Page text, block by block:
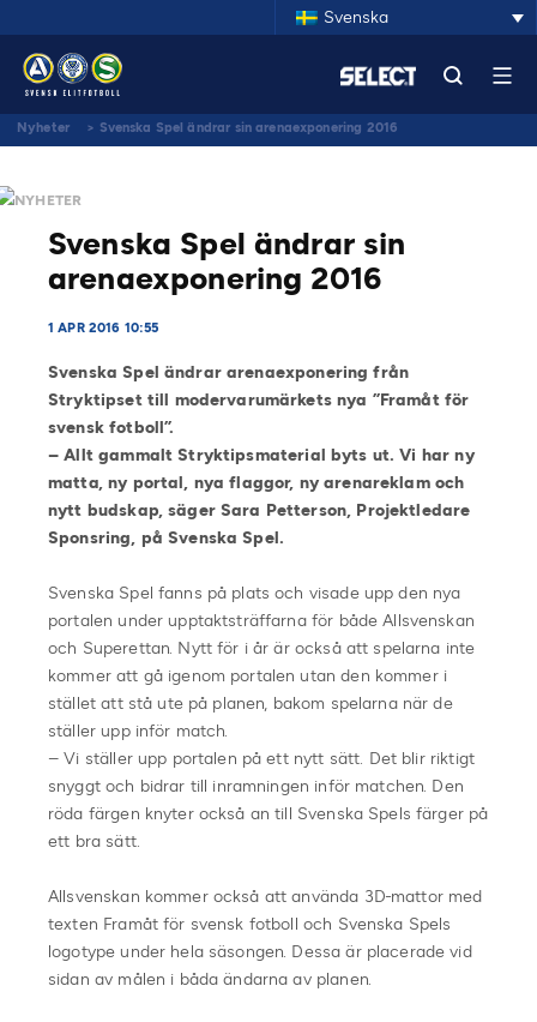
Svenska
Nyheter > Svenska Spel ändrar sin arenaexponering 2016
NYHETER
Svenska Spel ändrar sin
arenaexponering 2016
1 APR 2016 10:55
Svenska Spel ändrar arenaexponering från
Stryktipset till modervarumärkets nya ”Framåt för
svensk fotboll”.
– Alltgammalt Stryktipsmaterial byts ut. Vi har ny
matta, ny portal, nya flaggor, ny arenareklamoch
nytt budskap, säger Sara Petterson, Projektledare
Sponsring, på Svenska Spel.
Svenska Spel fanns på plats och visade upp den nya
portalen under upptaktsträffarna för både Allsvenskan
och Superettan. Nytt för i år är också att spelarna inte
kommer att gå igenom portalen utan den kommer i
stället att stå ute på planen, bakom spelarna när de
ställer upp inför match.
– Vi ställer upp portalen på ett nytt sätt. Det blir riktigt
snyggt och bidrar till inramningen inför matchen. Den
röda färgen knyter också an till Svenska Spels färger på
ett bra sätt.
Allsvenskan kommer också att använda 3D-mattor med
texten Framåt för svensk fotboll och Svenska Spels
logotype under hela säsongen. Dessa är placerade vid
sidan av målen i båda ändarna av planen.